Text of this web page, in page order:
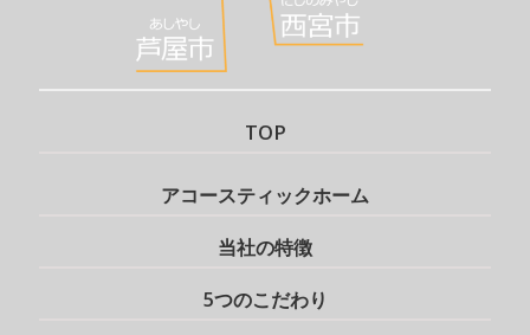
TOP
アコースティックホーム
当社の特徴
5つのこだわり